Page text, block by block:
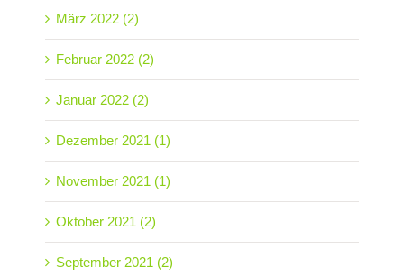
März 2022 (2)
Februar 2022 (2)
Januar 2022 (2)
Dezember 2021 (1)
November 2021 (1)
Oktober 2021 (2)
September 2021 (2)